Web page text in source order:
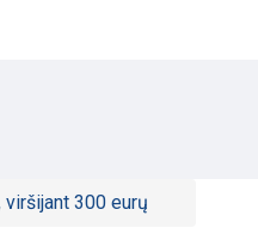
300 eurų